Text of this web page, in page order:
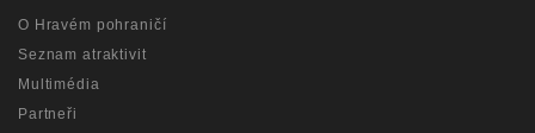
O Hravém pohraničí
Seznam atraktivit
Multimédia
Partneři